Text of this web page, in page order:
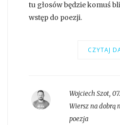
tu głosów będzie komuś
wstęp do poezji.
CZYTAJ
Wojciech Szot,
Wiersz na dobrą
poezja